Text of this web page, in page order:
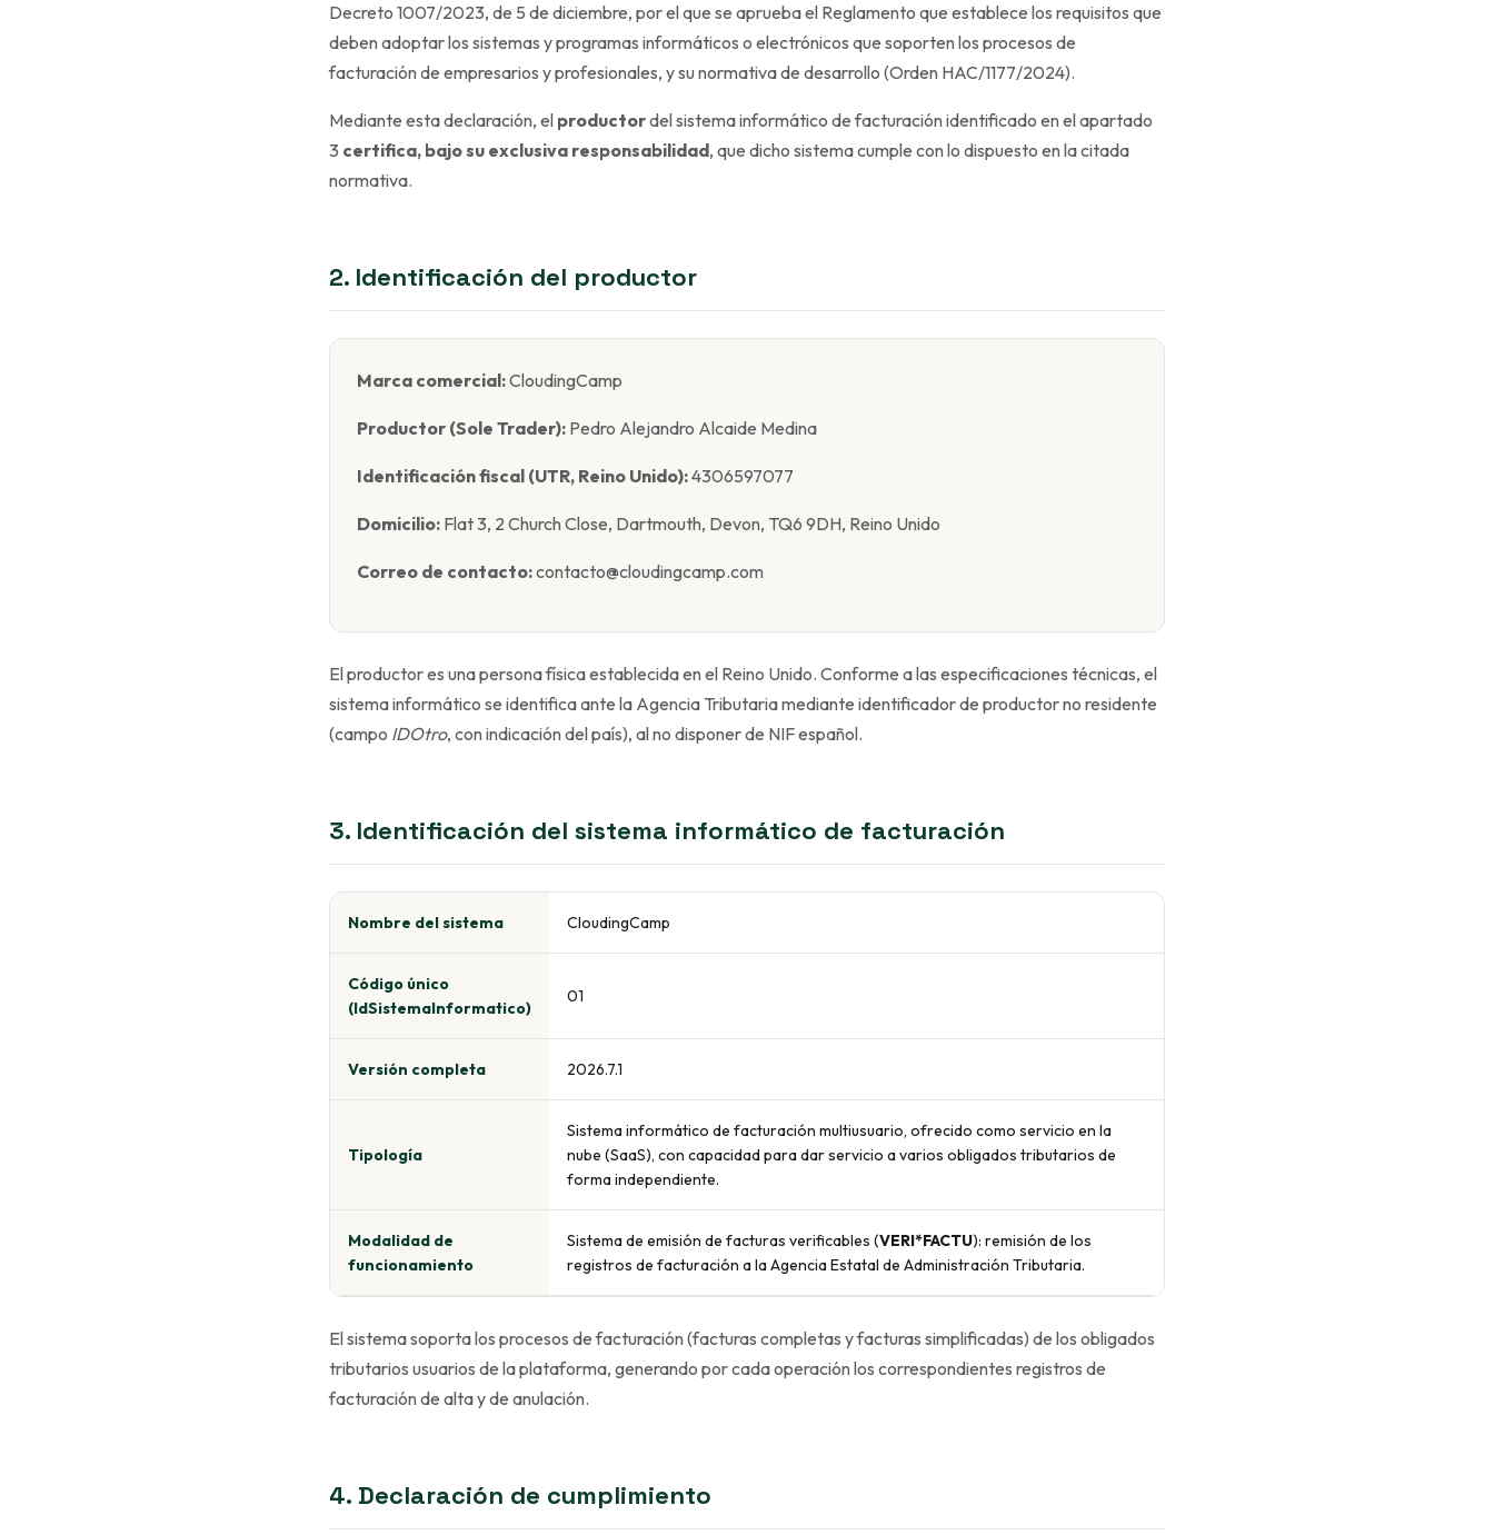
Decreto 1007/2023, de 5 de diciembre, por el que se aprueba el Reglamento que establece los requisitos que
deben adoptar los sistemas y programas informáticos o electrónicos que soporten los procesos de
facturación de empresarios y profesionales, y su normativa de desarrollo (Orden HAC/1177/2024).
Mediante esta declaración, el productordel sistema informático de facturación identificado en el apartado
3 certifica, bajo su exclusiva responsabilidad, que dicho sistema cumple con lo dispuesto en la citada
normativa.
2. Identificación del productor
Marca comercial:CloudingCamp
Productor (Sole Trader): Pedro Alejandro Alcaide Medina
Identificación fiscal (UTR, Reino Unido):4306597077
Domicilio: Flat 3, 2 Church Close, Dartmouth, Devon, TQ6 9DH, Reino Unido
Correo de contacto:contacto@cloudingcamp.com
El productor es una persona física establecida en el Reino Unido. Conforme a las especificaciones técnicas, el
sistema informático se identifica ante la Agencia Tributaria mediante identificador de productor no residente
(campo IDOtro, con indicación del país), al no disponer de NIF español.
3. Identificación del sistema informático de facturación
Nombre del sistema CloudingCamp
Código único
(IdSistemaInformatico)
01
Versión completa 2026.7.1
Tipología
Sistema informático de facturación multiusuario, ofrecido como servicio en la
nube (SaaS), con capacidad para dar servicio a varios obligados tributarios de
forma independiente.
Modalidad de
funcionamiento
Sistema de emisión de facturas verificables (VERI*FACTU): remisión de los
registros de facturación a la Agencia Estatal de Administración Tributaria.
El sistema soporta los procesos de facturación (facturas completas y facturas simplificadas) de los obligados
tributarios usuarios de la plataforma, generando por cada operación los correspondientes registros de
facturación de alta y de anulación.
4. Declaración de cumplimiento